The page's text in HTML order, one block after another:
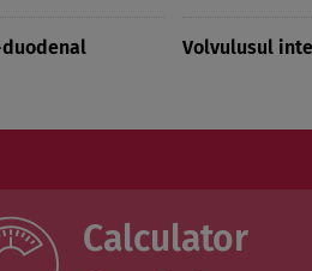
Volvulusul
Calculator